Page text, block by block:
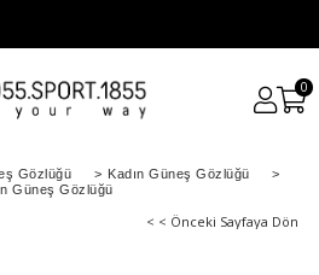
0
Gözlüğü > Kadın Güneş Gözlüğü
>
Güneş Gözlüğü
< < Önceki Sayfaya Dön